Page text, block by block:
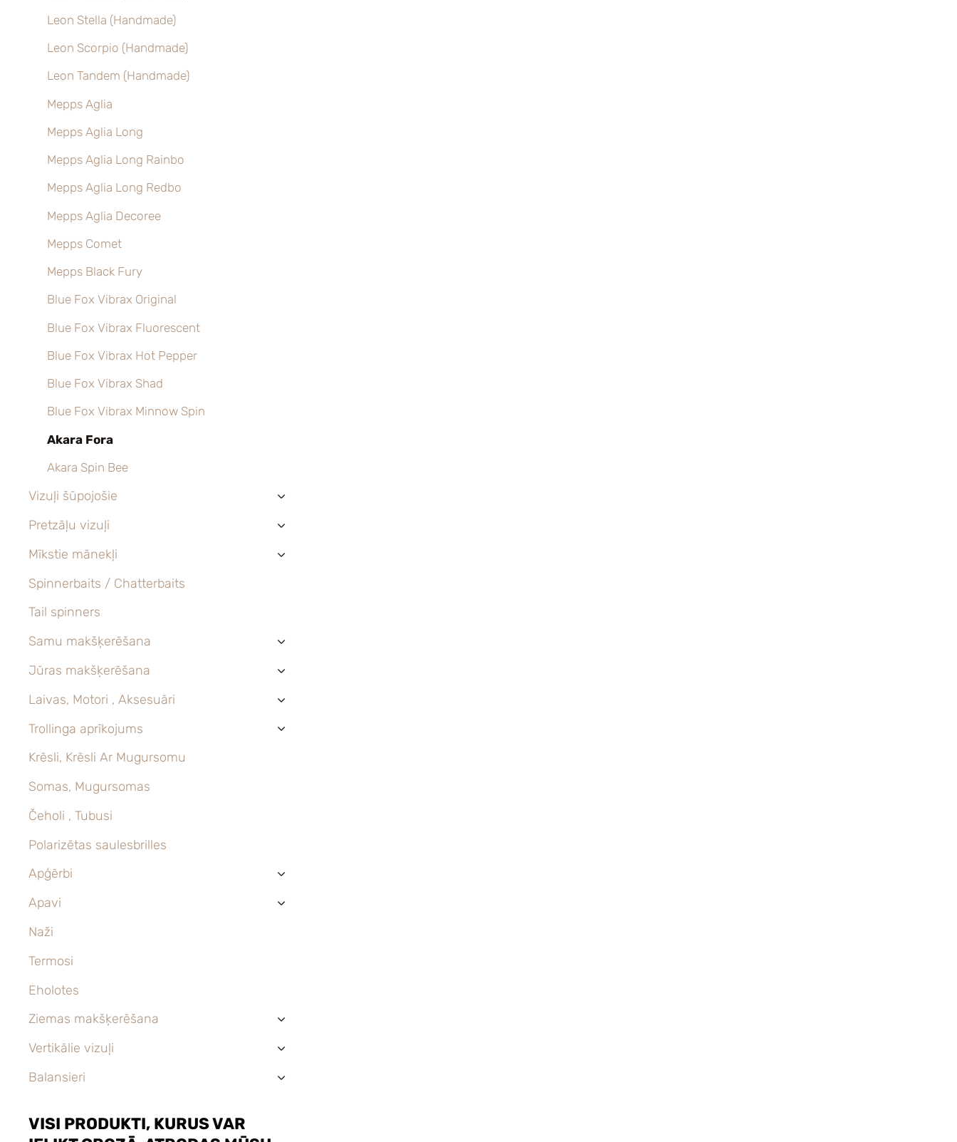
Leon Stella (Handmade)
Leon Scorpio (Handmade)
Leon Tandem (Handmade)
Mepps Aglia
Mepps Aglia Long
Mepps Aglia Long Rainbo
Mepps Aglia Long Redbo
Mepps Aglia Decoree
Mepps Comet
Mepps Black Fury
Blue Fox Vibrax Original
Blue Fox Vibrax Fluorescent
Blue Fox Vibrax Hot Pepper
Blue Fox Vibrax Shad
Blue Fox Vibrax Minnow Spin
Akara Fora
Akara Spin Bee
Vizuļi šūpojošie ›
Pretzāļu vizuļi ›
Mīkstie mānekļi ›
Spinnerbaits / Chatterbaits
Tail spinners
Samu makšķerēšana
›
Jūras makšķerēšana ›
Laivas, Motori , Aksesuāri ›
Trollinga aprīkojums ›
Krēsli, Krēsli Ar Mugursomu
Somas, Mugursomas
Čeholi , Tubusi
Polarizētas saulesbrilles
Apģērbi
›
Apavi ›
Naži
Termosi
Eholotes
Ziemas makšķerēšana
›
Vertikālie vizuļi ›
Balansieri ›
VISI PRODUKTI, KURUS VAR